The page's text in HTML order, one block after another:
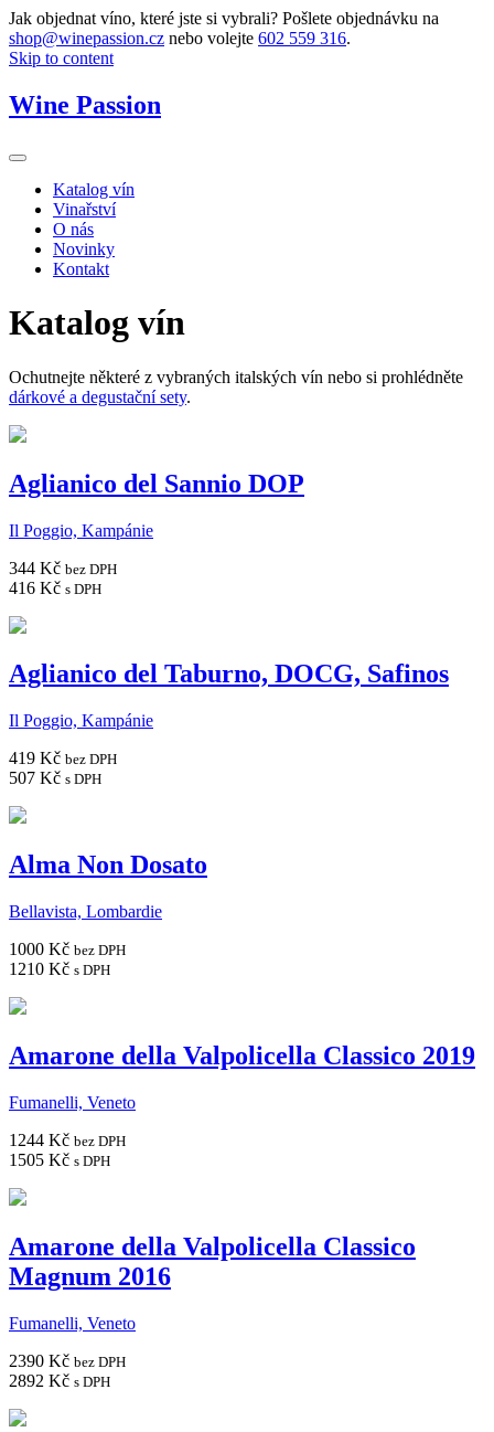
Jak objednat víno, které jste si vybrali? Pošlete objednávku na
shop@winepassion.cz nebo volejte 602 559 316.
Skip to content
Wine Passion
Katalog vín
Vinařství
O nás
Novinky
Kontakt
Katalog vín
Ochutnejte některé z vybraných italských vín nebo si prohlédněte
dárkové a degustační sety.
Aglianico del Sannio DOP
Il Poggio, Kampánie
344 Kč bez DPH
416 Kč s DPH
Aglianico del Taburno, DOCG, Safinos
Il Poggio, Kampánie
419 Kč bez DPH
507 Kč s DPH
Alma Non Dosato
Bellavista, Lombardie
1000 Kč bez DPH
1210 Kč s DPH
Amarone della Valpolicella Classico 2019
Fumanelli, Veneto
1244 Kč bez DPH
1505 Kč s DPH
Amarone della Valpolicella Classico
Magnum 2016
Fumanelli, Veneto
2390 Kč bez DPH
2892 Kč s DPH